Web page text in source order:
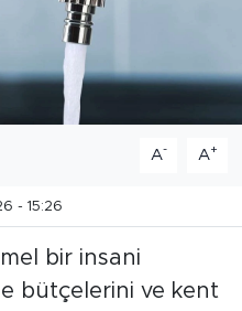
A- A+
- 15:26
bir insani
bütçelerini ve kent